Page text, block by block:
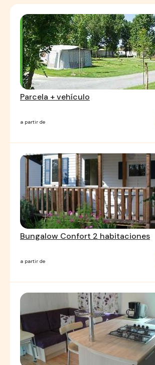
Parcela + vehículo
a partir de
Bungalow Confort 2 habitaciones
a partir de